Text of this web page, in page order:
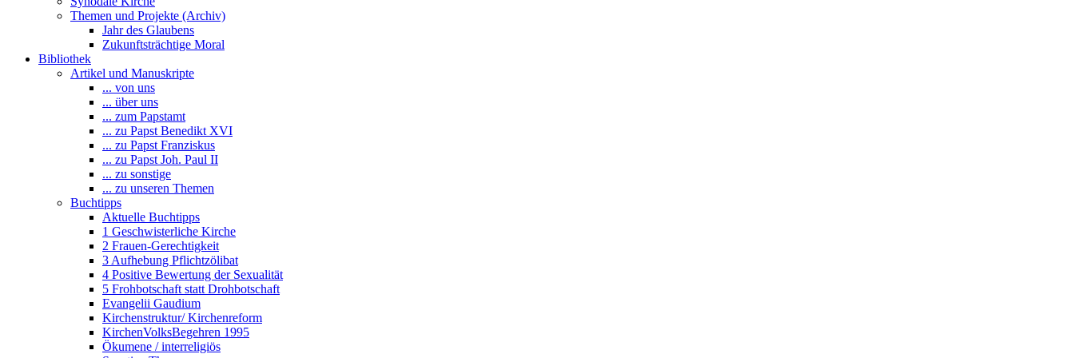
Themen und Projekte (Archiv)
Jahr des Glaubens
Zukunftsträchtige Moral
Bibliothek
Artikel und Manuskripte
... von uns
... über uns
... zum Papstamt
... zu Papst Benedikt XVI
... zu Papst Franziskus
... zu Papst Joh. Paul II
... zu sonstige
... zu unseren Themen
Buchtipps
Aktuelle Buchtipps
1 Geschwisterliche Kirche
2 Frauen-Gerechtigkeit
3 Aufhebung Pflichtzölibat
4 Positive Bewertung der Sexualität
5 Frohbotschaft statt Drohbotschaft
Evangelii Gaudium
Kirchenstruktur/ Kirchenreform
KirchenVolksBegehren 1995
Ökumene / interreligiös